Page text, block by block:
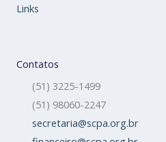
Links
Contatos
(51) 3225-1499
(51) 98060-2247
secretaria@scpa.org.br